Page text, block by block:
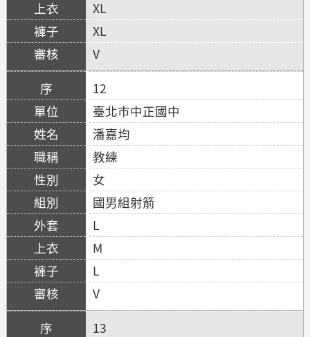
XL
XL
V
12
臺北市中正國中
潘嘉均
教練
女
國男組射箭
L
M
L
V
13